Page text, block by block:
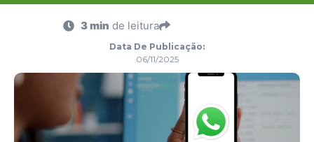
3 min de leitura
Data De Publicação:
06/11/2025